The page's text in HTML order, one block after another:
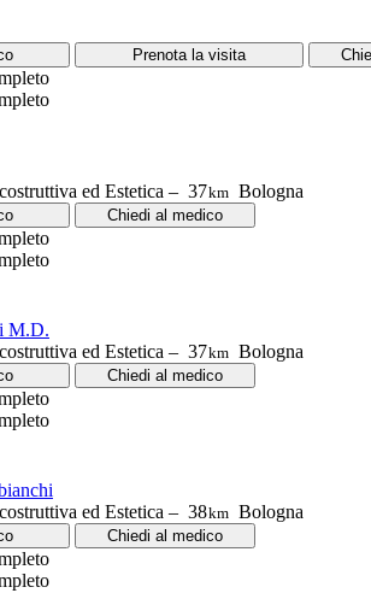
Prenota la visita
ed Estetica – 37km Bologna
Chiedi al medico
M.D.
ed Estetica – 37km Bologna
Chiedi al medico
ed Estetica – 38km Bologna
Chiedi al medico